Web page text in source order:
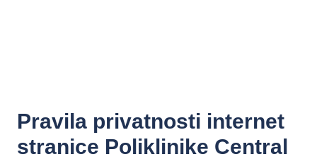
Pravila privatnosti internet
stranice Poliklinike Central